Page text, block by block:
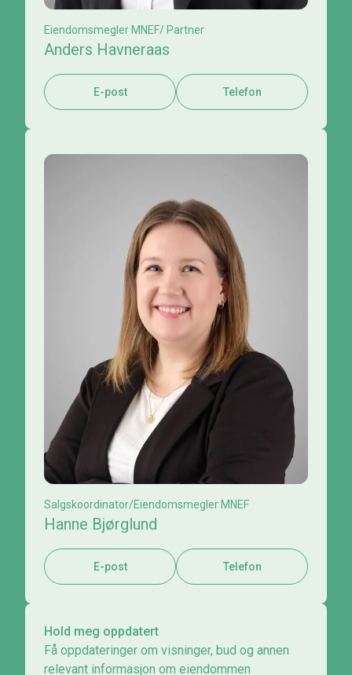
Eiendomsmegler MNEF/ Partner
Anders Havneraas
E-post Telefon
Salgskoordinator/Eiendomsmegler MNEF
Hanne Bjørglund
E-post Telefon
Hold meg oppdatert
Få oppdateringer om visninger, bud og annen
relevant informasjon om eiendommen